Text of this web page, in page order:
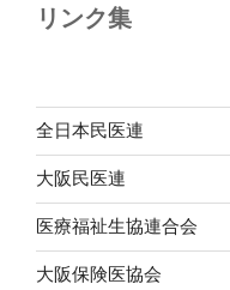
ン
リンク集
全日本民医連
大阪民医連
医療福祉生協連合会
大阪保険医協会